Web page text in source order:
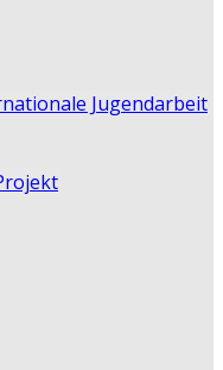
Jugendarbeit